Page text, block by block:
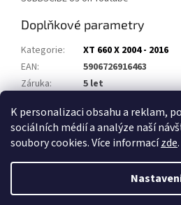
K personalizaci obsahu a reklam,
sociálních médií a analýze naší
soubory cookies. Více informacízde.
Doplňkové parametry
Kategorie:
XT 660 X 2004 - 2016
EAN:
5906726916463
Záruka:
5 let